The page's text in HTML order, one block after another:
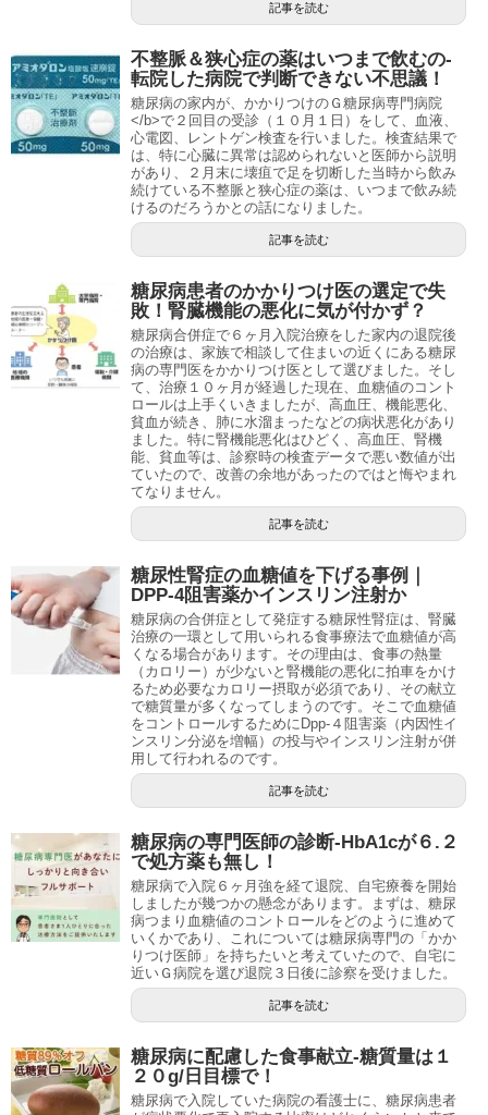
記事を読む
不整脈＆狭心症の薬はいつまで飲むの-
転院した病院で判断できない不思議！
糖尿病の家内が、かかりつけのＧ糖尿病専門病院
</b>で２回目の受診（１０月１日）をして、血液、
心電図、レントゲン検査を行いました。検査結果で
は、特に心臓に異常は認められないと医師から説明
があり、２月末に壊疽で足を切断した当時から飲み
続けている不整脈と狭心症の薬は、いつまで飲み続
けるのだろうかとの話になりました。
記事を読む
糖尿病患者のかかりつけ医の選定で失
敗！腎臓機能の悪化に気が付かず？
糖尿病合併症で６ヶ月入院治療をした家内の退院後
の治療は、家族で相談して住まいの近くにある糖尿
病の専門医をかかりつけ医として選びました。そし
て、治療１０ヶ月が経過した現在、血糖値のコント
ロールは上手くいきましたが、高血圧、機能悪化、
貧血が続き、肺に水溜まったなどの病状悪化があり
ました。特に腎機能悪化はひどく、高血圧、腎機
能、貧血等は、診察時の検査データで悪い数値が出
ていたので、改善の余地があったのではと悔やまれ
てなりません。
記事を読む
糖尿性腎症の血糖値を下げる事例｜
DPP-4阻害薬かインスリン注射か
糖尿病の合併症として発症する糖尿性腎症は、腎臓
治療の一環として用いられる食事療法で血糖値が高
くなる場合があります。その理由は、食事の熱量
（カロリー）が少ないと腎機能の悪化に拍車をかけ
るため必要なカロリー摂取が必須であり、その献立
で糖質量が多くなってしまうのです。そこで血糖値
をコントロールするためにDpp-４阻害薬（内因性イ
ンスリン分泌を増幅）の投与やインスリン注射が併
用して行われるのです。
記事を読む
糖尿病の専門医師の診断-HbA1cが６.２
で処方薬も無し！
糖尿病で入院６ヶ月強を経て退院、自宅療養を開始
しましたが幾つかの懸念があります。まずは、糖尿
病つまり血糖値のコントロールをどのように進めて
いくかであり、これについては糖尿病専門の「かか
りつけ医師」を持ちたいと考えていたので、自宅に
近いＧ病院を選び退院３日後に診察を受けました。
記事を読む
糖尿病に配慮した食事献立-糖質量は１
２０g/日目標で！
糖尿病で入院していた病院の看護士に、糖尿病患者